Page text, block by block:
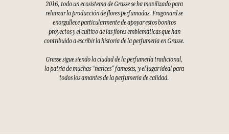
2016, todo un ecosistema de Grasse se ha movilizado para
relanzar la producción de flores perfumadas. Fragonard se
enorgullece particularmente de apoyar estos bonitos
proyectos y el cultivo de las flores emblemáticas que han
contribuido a escribir la historia de la perfumería en Grasse.
Grasse sigue siendo la ciudad de la perfumería tradicional,
la patria de muchas “narices” famosas, y el lugar ideal para
todos los amantes de la perfumería de calidad.